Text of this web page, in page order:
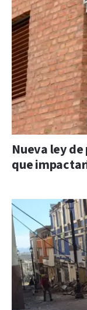
Nueva ley
que